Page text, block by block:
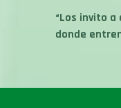
“Los invito
donde